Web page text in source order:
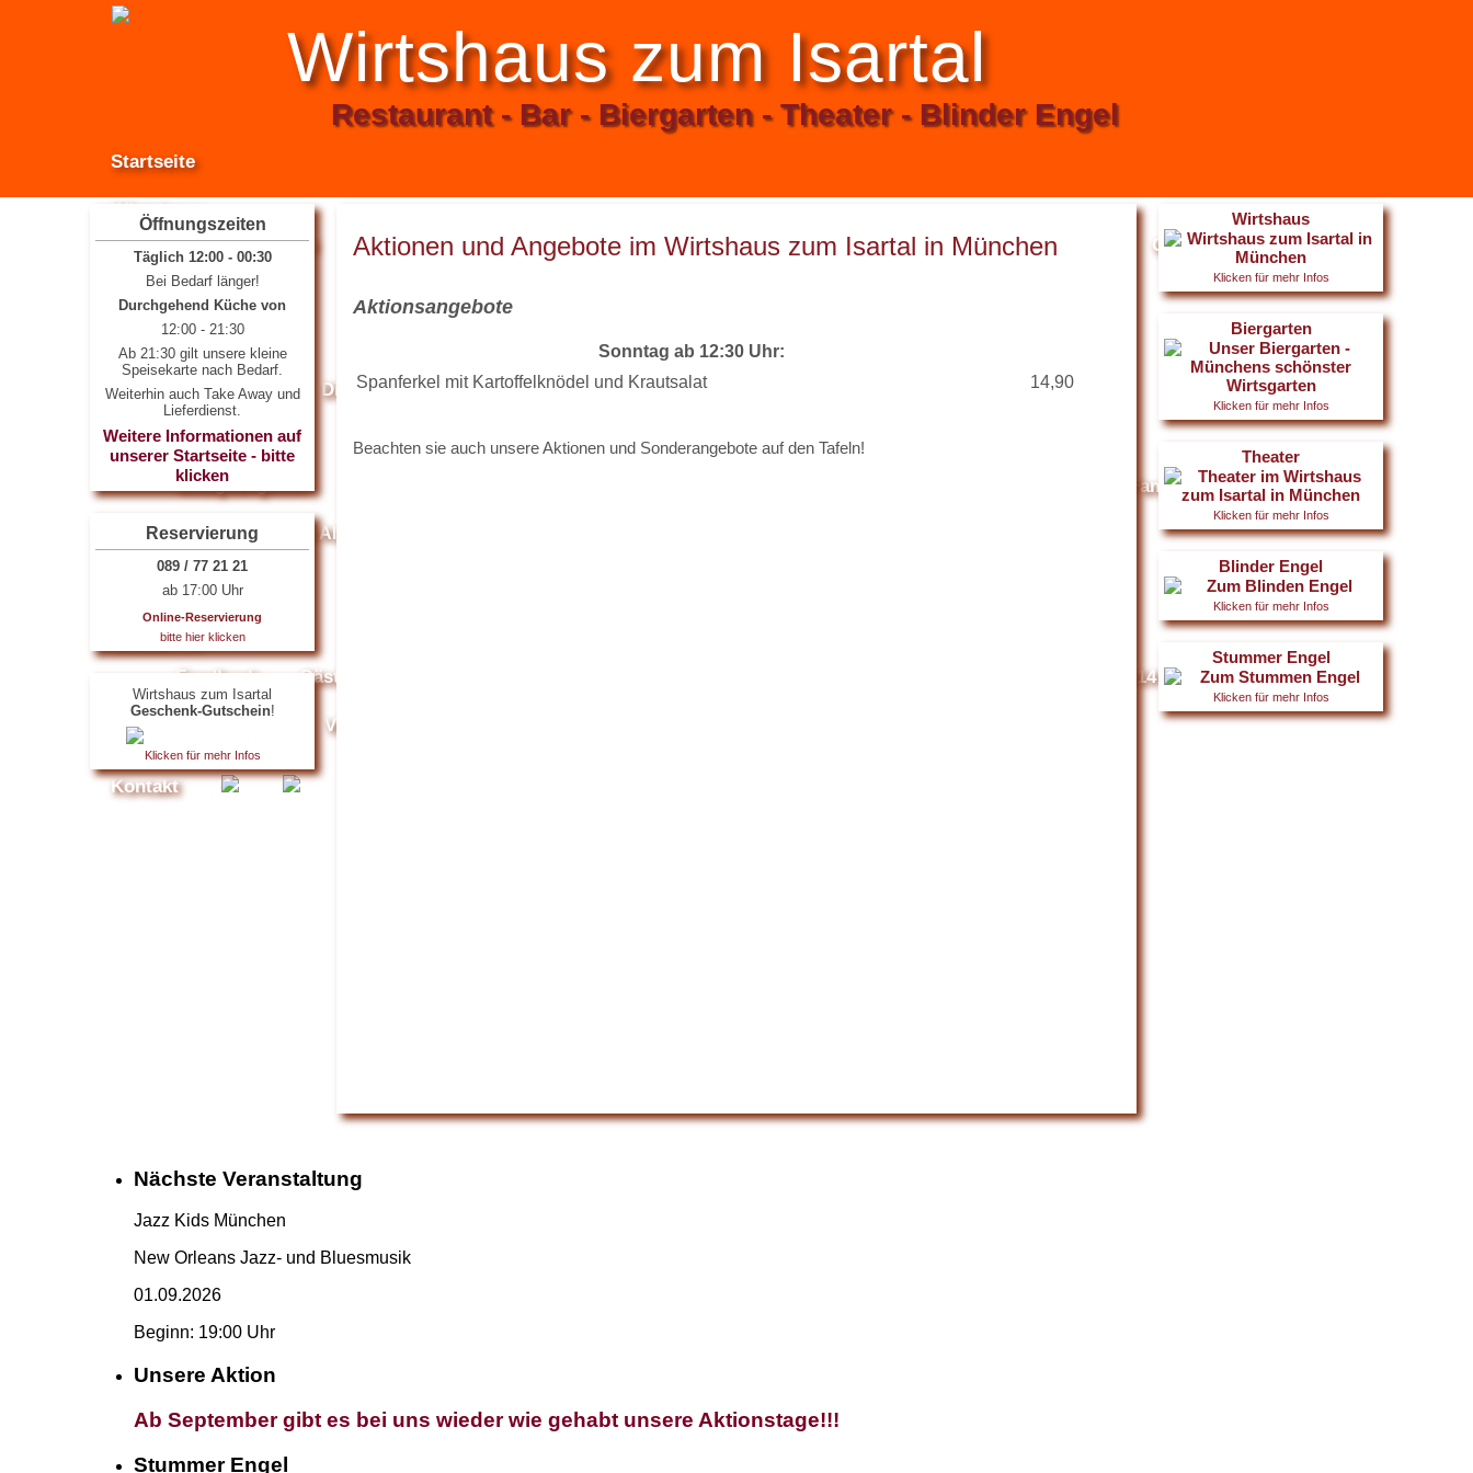
Wirtshaus zum Isartal
Restaurant - Bar - Biergarten - Theater - Blinder Engel
Startseite
Wirtshaus
Räume und Saal
Internetzugang / WLAN Gutscheine und Tickets Reservierung Unser Team Gästebuch
Anfahrt
Theater
Das Theater
Die Bühne Veranstaltungstechnik Veranstaltungskalender
Gastronomie
Mittagsangebot Firmen- und Familienfeiern
Zusatzstoffe und Allergene
Events News
Mediathek
Feedback
Gästebuch Galerie 2014 Galerie 2013
Video
Kontakt
Öffnungszeiten
Täglich 12:00 - 00:30
Bei Bedarf länger!
Durchgehend Küche von
12:00 - 21:30
Ab 21:30 gilt unsere kleine
Speisekarte nach Bedarf.
Weiterhin auch Take Away und
Lieferdienst.
Weitere Informationen auf
unserer Startseite - bitte
klicken
Reservierung
089 / 77 21 21
ab 17:00 Uhr
Online-Reservierung
bitte hier klicken
Wirtshaus zum Isartal
Geschenk-Gutschein!
Klicken für mehr Infos
Aktionen und Angebote im Wirtshaus zum Isartal in München
Aktionsangebote
Sonntag ab 12:30 Uhr:
Spanferkel mit Kartoffelknödel und Krautsalat
14,90
Beachten sie auch unsere Aktionen und Sonderangebote auf den Tafeln!
Wirtshaus
Klicken für mehr Infos
Biergarten
Klicken für mehr Infos
Theater
Klicken für mehr Infos
Blinder Engel
Klicken für mehr Infos
Stummer Engel
Klicken für mehr Infos
Nächste Veranstaltung
Jazz Kids München
New Orleans Jazz- und Bluesmusik
01.09.2026
Beginn: 19:00 Uhr
Unsere Aktion
Ab September gibt es bei uns wieder wie gehabt unsere Aktionstage!!!
Stummer Engel